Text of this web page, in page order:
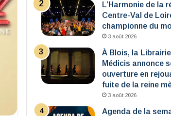
L’Harmonie de la
Centre-Val de
championne du
3 août 2026
À Blois, la Librairie
Médicis annonce
ouverture en
fuite de la reine
3 août 2026
Agenda de la